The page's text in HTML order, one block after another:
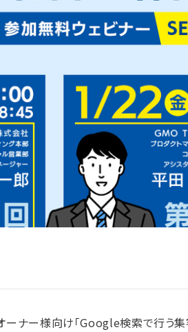
ナー様向け「Google検索で行う集